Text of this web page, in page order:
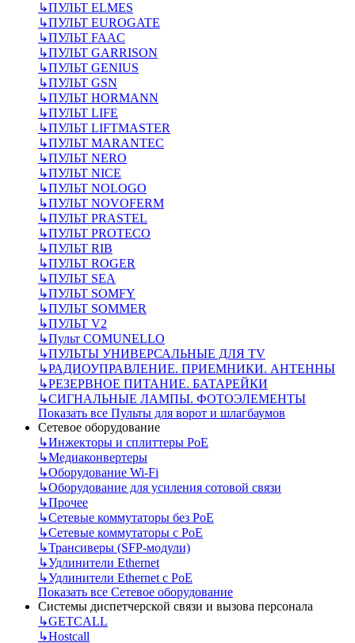
↳ПУЛЬТ ELMES
↳ПУЛЬТ EUROGATE
↳ПУЛЬТ FAAC
↳ПУЛЬТ GARRISON
↳ПУЛЬТ GENIUS
↳ПУЛЬТ GSN
↳ПУЛЬТ HORMANN
↳ПУЛЬТ LIFE
↳ПУЛЬТ LIFTMASTER
↳ПУЛЬТ MARANTEC
↳ПУЛЬТ NERO
↳ПУЛЬТ NICE
↳ПУЛЬТ NOLOGO
↳ПУЛЬТ NOVOFERM
↳ПУЛЬТ PRASTEL
↳ПУЛЬТ PROTECO
↳ПУЛЬТ RIB
↳ПУЛЬТ ROGER
↳ПУЛЬТ SEA
↳ПУЛЬТ SOMFY
↳ПУЛЬТ SOMMER
↳ПУЛЬТ V2
↳Пульт СOMUNELLO
↳ПУЛЬТЫ УНИВЕРСАЛЬНЫЕ ДЛЯ TV
↳РАДИОУПРАВЛЕНИЕ. ПРИЕМНИКИ. АНТЕННЫ
↳РЕЗЕРВНОЕ ПИТАНИЕ. БАТАРЕЙКИ
↳СИГНАЛЬНЫЕ ЛАМПЫ. ФОТОЭЛЕМЕНТЫ
Показать все Пульты для ворот и шлагбаумов
Сетевое оборудование
↳Инжекторы и сплиттеры РоЕ
↳Медиаконвертеры
↳Оборудование Wi-Fi
↳Оборудование для усиления сотовой связи
↳Прочее
↳Сетевые коммутаторы без РоЕ
↳Сетевые коммутаторы с РоЕ
↳Трансиверы (SFP-модули)
↳Удлинители Ethernet
↳Удлинители Ethernet с PoE
Показать все Сетевое оборудование
Системы диспетчерской связи и вызова персонала
↳GETCALL
↳Hostcall